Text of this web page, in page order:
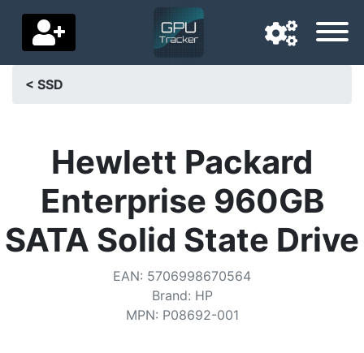
Pays de livraison
Accueil
Baisses de prix
Paramètres
< SSD
Hewlett Packard
Enterprise 960GB
SATA Solid State Drive
EAN: 5706998670564
Brand: HP
MPN: P08692-001